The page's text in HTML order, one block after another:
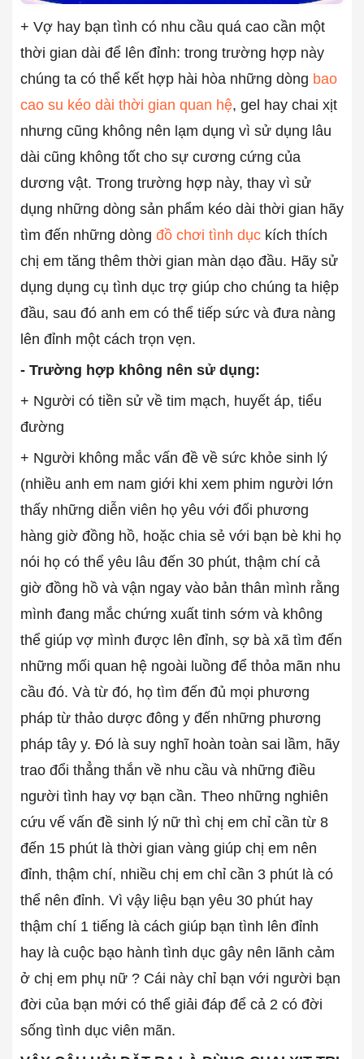
+ Vợ hay bạn tình có nhu cầu quá cao cần một
thời gian dài để lên đỉnh: trong trường hợp này
chúng ta có thể kết hợp hài hòa những dòng bao
cao su kéo dài thời gian quan hệ, gel hay chai xịt
nhưng cũng không nên lạm dụng vì sử dụng lâu
dài cũng không tốt cho sự cương cứng của
dương vật. Trong trường hợp này, thay vì sử
dụng những dòng sản phẩm kéo dài thời gian hãy
tìm đến những dòng đồ chơi tình dục kích thích
chị em tăng thêm thời gian màn dạo đầu. Hãy sử
dụng dụng cụ tình dục trợ giúp cho chúng ta hiệp
đầu, sau đó anh em có thể tiếp sức và đưa nàng
lên đỉnh một cách trọn vẹn.
- Trường hợp không nên sử dụng:
+ Người có tiền sử về tim mạch, huyết áp, tiểu
đường
+ Người không mắc vấn đề về sức khỏe sinh lý
(nhiều anh em nam giới khi xem phim người lớn
thấy những diễn viên họ yêu với đối phương
hàng giờ đồng hồ, hoặc chia sẻ với bạn bè khi họ
nói họ có thể yêu lâu đến 30 phút, thậm chí cả
giờ đồng hồ và vận ngay vào bản thân mình rằng
mình đang mắc chứng xuất tinh sớm và không
thể giúp vợ mình được lên đỉnh, sợ bà xã tìm đến
những mối quan hệ ngoài luồng để thỏa mãn nhu
cầu đó. Và từ đó, họ tìm đến đủ mọi phương
pháp từ thảo dược đông y đến những phương
pháp tây y. Đó là suy nghĩ hoàn toàn sai lầm, hãy
trao đổi thẳng thắn về nhu cầu và những điều
người tình hay vợ bạn cần. Theo những nghiên
cứu vế vấn đề sinh lý nữ thì chị em chỉ cần từ 8
đến 15 phút là thời gian vàng giúp chị em nên
đỉnh, thậm chí, nhiều chị em chỉ cần 3 phút là có
thể nên đỉnh. Vì vậy liệu bạn yêu 30 phút hay
thậm chí 1 tiếng là cách giúp bạn tình lên đỉnh
hay là cuộc bạo hành tình dục gây nên lãnh cảm
ở chị em phụ nữ ? Cái này chỉ bạn với người bạn
đời của bạn mới có thể giải đáp để cả 2 có đời
sống tình dục viên mãn.